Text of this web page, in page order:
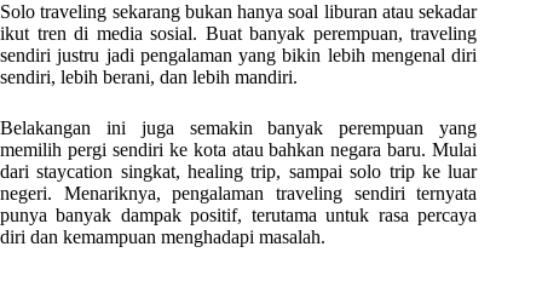
Solo traveling sekarang bukan hanya soal liburan atau sekadar
ikut tren di media sosial. Buat banyak perempuan, traveling
sendiri justru jadi pengalaman yang bikin lebih mengenal diri
sendiri, lebih berani, dan lebih mandiri.
Belakangan ini juga semakin banyak perempuan yang
memilih pergi sendiri ke kota atau bahkan negara baru. Mulai
dari staycation singkat, healing trip, sampai solo trip ke luar
negeri. Menariknya, pengalaman traveling sendiri ternyata
punya banyak dampak positif, terutama untuk rasa percaya
diri dan kemampuan menghadapi masalah.